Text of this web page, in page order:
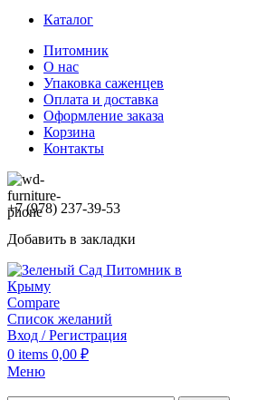
Каталог
Питомник
О нас
Упаковка саженцев
Оплата и доставка
Оформление заказа
Корзина
Контакты
+7 (978) 237-39-53
Добавить в закладки
Compare
Список желаний
Вход / Регистрация
0 items 0,00 ₽
Меню